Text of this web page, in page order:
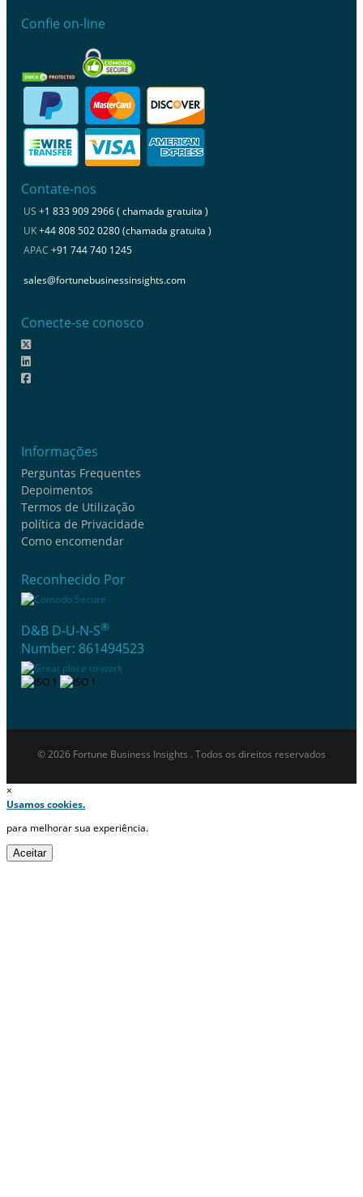
Confie on-line
Contate-nos
US +1 833 909 2966 ( chamada gratuita )
UK+44 808 502 0280 (chamada gratuita )
APAC +91 744 740 1245
sales@fortunebusinessinsights.com
Conecte-se conosco
Informações
Perguntas Frequentes
Depoimentos
Termos de Utilização
política de Privacidade
Como encomendar
Reconhecido Por
D&B D-U-N-S®
Number: 861494523
© 2026 Fortune Business Insights . Todos os direitos reservados
×
Usamos cookies.
para melhorar sua experiência.
Aceitar